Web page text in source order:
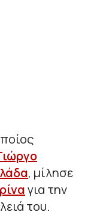
, μίλησε
για την
του.